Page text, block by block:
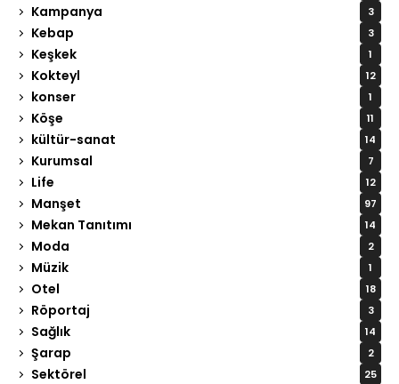
Kampanya 3
Kebap 3
Keşkek 1
Kokteyl 12
konser 1
Köşe 11
kültür-sanat 14
Kurumsal 7
Life 12
Manşet 97
Mekan Tanıtımı 14
Moda 2
Müzik 1
Otel 18
Röportaj 3
Sağlık 14
Şarap 2
Sektörel 25